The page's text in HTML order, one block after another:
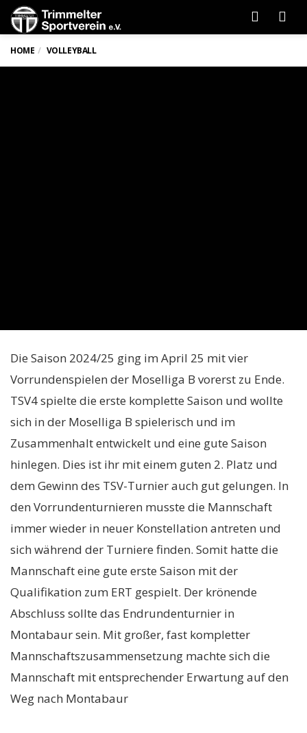
HOME VOLLEYBALL
Die Saison 2024/25 ging im April 25 mit vier
Vorrundenspielen der Moselliga B vorerst zu Ende.
TSV4 spielte die erste komplette Saison und wollte
sich in der Moselliga B spielerisch und im
Zusammenhalt entwickelt und eine gute Saison
hinlegen. Dies ist ihr mit einem guten 2. Platz und
dem Gewinn des TSV-Turnier auch gut gelungen. In
den Vorrundenturnieren musste die Mannschaft
immer wieder in neuer Konstellation antreten und
sich während der Turniere finden. Somit hatte die
Mannschaft eine gute erste Saison mit der
Qualifikation zum ERT gespielt. Der krönende
Abschluss sollte das Endrundenturnier in
Montabaur sein. Mit großer, fast kompletter
Mannschaftszusammensetzung machte sich die
Mannschaft mit entsprechender Erwartung auf den
Weg nach Montabaur